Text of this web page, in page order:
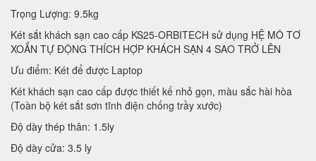
Trọng Lượng: 9.5kg
Két sắt khách sạn cao cấp KS25-ORBITECH sử dụng HỆ MÔ TƠ
XOẮN TỰ ĐỘNG THÍCH HỢP KHÁCH SẠN 4 SAO TRỞ LÊN
Ưu điểm: Két để được Laptop
Két khách sạn cao cấp được thiết kế nhỏ gọn, màu sắc hài hòa
(Toàn bộ két sắt sơn tĩnh điện chống trầy xước)
Độ dày thép thân: 1.5ly
Độ dày cửa: 3.5 ly